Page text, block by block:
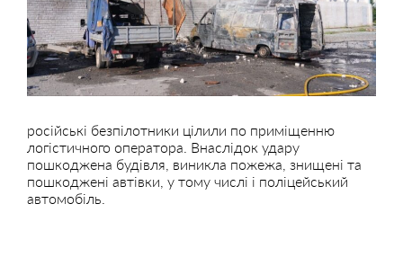
російські безпілотники цілили по приміщенню
логістичного оператора. Внаслідок удару
пошкоджена будівля, виникла пожежа, знищені та
пошкоджені автівки, у тому числі і поліцейський
автомобіль.